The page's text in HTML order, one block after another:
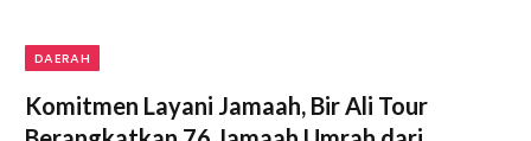
DAERAH
Komitmen Layani Jamaah, Bir Ali Tour